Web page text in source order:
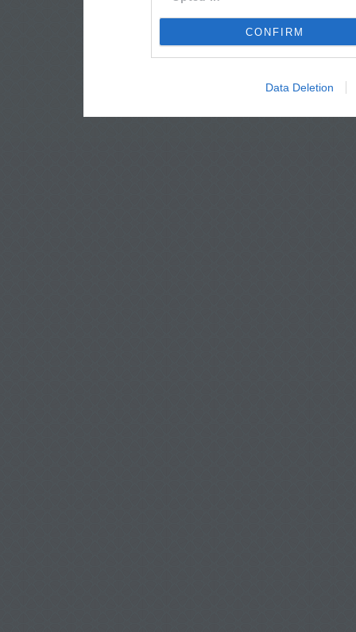
CONFIRM
Data Deletion